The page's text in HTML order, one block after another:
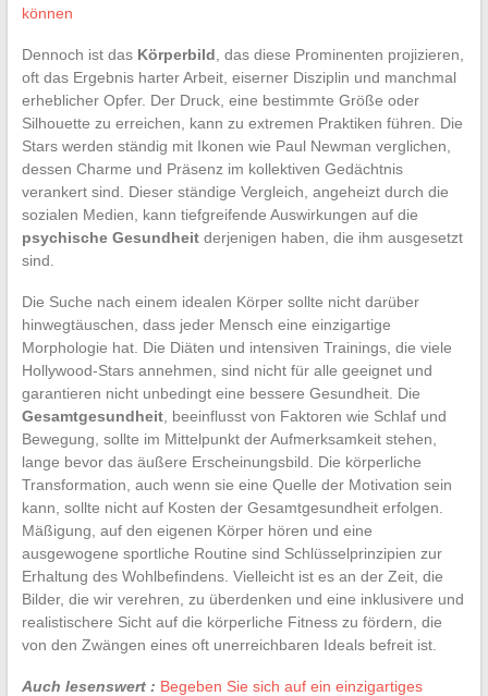
können
Dennoch ist das Körperbild , das diese Prominenten projizieren,
oft das Ergebnis harter Arbeit, eiserner Disziplin und manchmal
erheblicher Opfer. Der Druck, eine bestimmte Größe oder
Silhouette zu erreichen, kann zu extremen Praktiken führen. Die
Stars werden ständig mit Ikonen wie Paul Newman verglichen,
dessen Charme und Präsenz im kollektiven Gedächtnis
verankert sind. Dieser ständige Vergleich, angeheizt durch die
sozialen Medien, kann tiefgreifende Auswirkungen auf die
psychische Gesundheitderjenigen haben, die ihm ausgesetzt
sind.
Die Suche nach einem idealen Körper sollte nicht darüber
hinwegtäuschen, dass jeder Mensch eine einzigartige
Morphologie hat. Die Diäten und intensiven Trainings, die viele
Hollywood-Stars annehmen, sind nicht für alle geeignet und
garantieren nicht unbedingt eine bessere Gesundheit. Die
Gesamtgesundheit, beeinflusst von Faktoren wie Schlaf und
Bewegung, sollte im Mittelpunkt der Aufmerksamkeit stehen,
lange bevor das äußere Erscheinungsbild. Die körperliche
Transformation, auch wenn sie eine Quelle der Motivation sein
kann, sollte nicht auf Kosten der Gesamtgesundheit erfolgen.
Mäßigung, auf den eigenen Körper hören und eine
ausgewogene sportliche Routine sind Schlüsselprinzipien zur
Erhaltung des Wohlbefindens. Vielleicht ist es an der Zeit, die
Bilder, die wir verehren, zu überdenken und eine inklusivere und
realistischere Sicht auf die körperliche Fitness zu fördern, die
von den Zwängen eines oft unerreichbaren Ideals befreit ist.
Auch lesenswert : Begeben Sie sich auf ein einzigartiges